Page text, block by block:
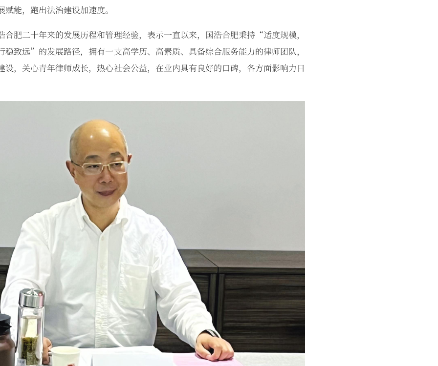
能，跑出法治建设加速度。
合肥二十年来的发展历程和管理经验，表示一直以来，国浩合肥秉持“适度规模，
稳致远”的发展路径，拥有一支高学历、高素质、具备综合服务能力的律师团队，
设，关心青年律师成长，热心社会公益，在业内具有良好的口碑，各方面影响力日